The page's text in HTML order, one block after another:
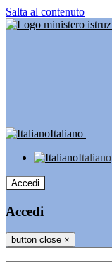
Salta al contenuto
Italiano
Italiano
Accedi
Accedi
button close ×